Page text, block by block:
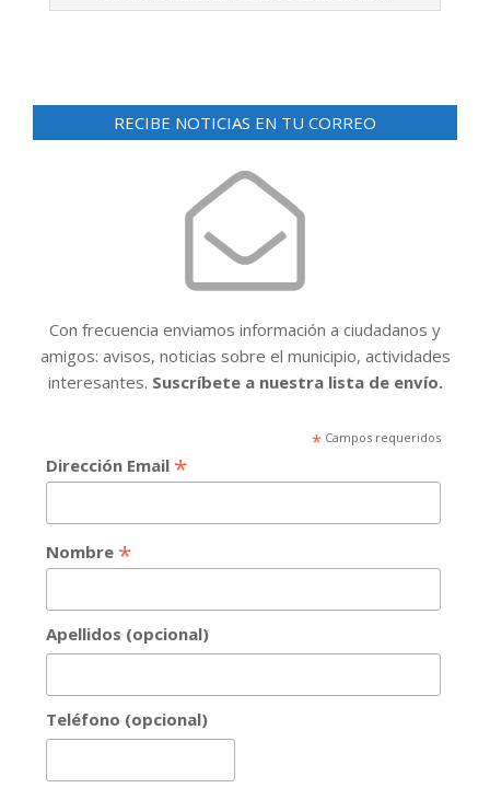
RECIBE NOTICIAS EN TU CORREO
Con frecuencia enviamos información a ciudadanos y
amigos: avisos, noticias sobre el municipio, actividades
interesantes. Suscríbete a nuestra lista de envío.
*Campos requeridos
Dirección Email *
Nombre *
Apellidos (opcional)
Teléfono (opcional)